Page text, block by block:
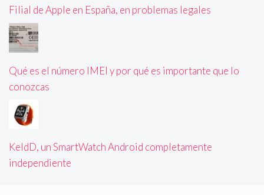
Filial de Apple en España, en problemas legales
Qué es el número IMEI y por qué es importante que lo
conozcas
KeldD, un SmartWatch Android completamente
independiente